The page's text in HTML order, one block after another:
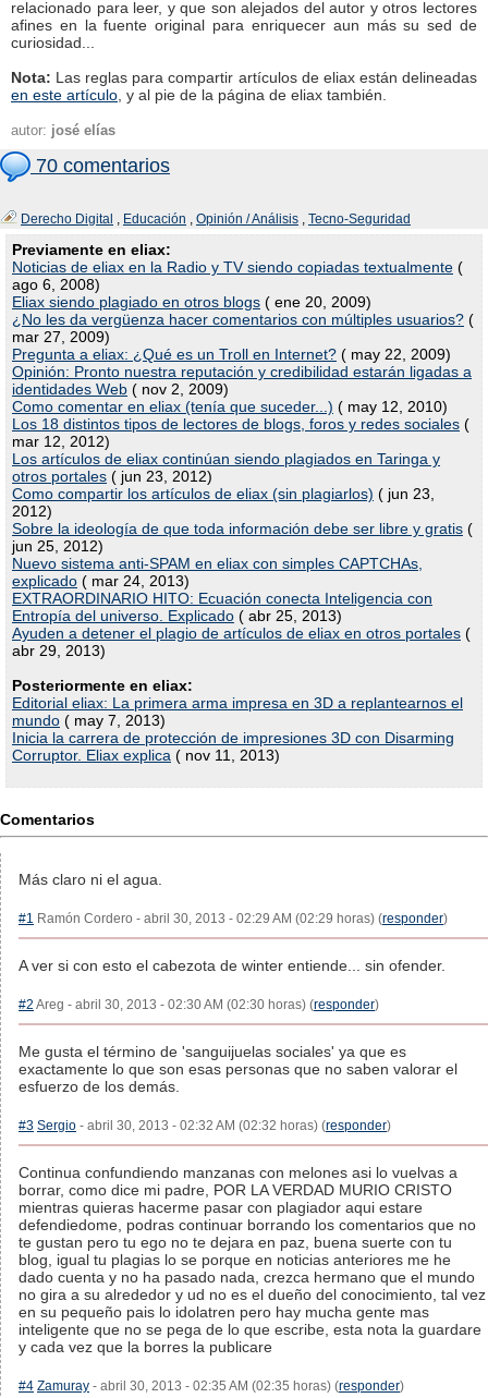
relacionado para leer, y que son alejados del autor y otros lectores
afines en la fuente original para enriquecer aun más su sed de
curiosidad...
Nota: Las reglas para compartir artículos de eliax están delineadas
en este artículo , y al pie de la página de eliax también.
autor: josé elías
70 comentarios
Derecho Digital , Educación , Opinión / Análisis , Tecno-Seguridad
Previamente en eliax:
Noticias de eliax en la Radio y TV siendo copiadas textualmente (
ago 6, 2008)
Eliax siendo plagiado en otros blogs ( ene 20, 2009)
¿No les da vergüenza hacer comentarios con múltiples usuarios? (
mar 27, 2009)
Pregunta a eliax: ¿Qué es un Troll en Internet? ( may 22, 2009)
Opinión: Pronto nuestra reputación y credibilidad estarán ligadas a
identidades Web ( nov 2, 2009)
Como comentar en eliax (tenía que suceder...) ( may 12, 2010)
Los 18 distintos tipos de lectores de blogs, foros y redes sociales (
mar 12, 2012)
Los artículos de eliax continúan siendo plagiados en Taringa y
otros portales ( jun 23, 2012)
Como compartir los artículos de eliax (sin plagiarlos) ( jun 23,
2012)
Sobre la ideología de que toda información debe ser libre y gratis (
jun 25, 2012)
Nuevo sistema anti-SPAM en eliax con simples CAPTCHAs,
explicado ( mar 24, 2013)
EXTRAORDINARIO HITO: Ecuación conecta Inteligencia con
Entropía del universo. Explicado ( abr 25, 2013)
Ayuden a detener el plagio de artículos de eliax en otros portales (
abr 29, 2013)
Posteriormente en eliax:
Editorial eliax: La primera arma impresa en 3D a replantearnos el
mundo ( may 7, 2013)
Inicia la carrera de protección de impresiones 3D con Disarming
Corruptor. Eliax explica ( nov 11, 2013)
Comentarios
Más claro ni el agua.
#1 Ramón Cordero - abril 30, 2013 - 02:29 AM (02:29 horas) (responder)
A ver si con esto el cabezota de winter entiende... sin ofender.
#2 Areg - abril 30, 2013 - 02:30 AM (02:30 horas) (responder)
Me gusta el término de 'sanguijuelas sociales' ya que es
exactamente lo que son esas personas que no saben valorar el
esfuerzo de los demás.
#3 Sergio - abril 30, 2013 - 02:32 AM (02:32 horas) (responder)
Continua confundiendo manzanas con melones asi lo vuelvas a
borrar, como dice mi padre, POR LA VERDAD MURIO CRISTO
mientras quieras hacerme pasar con plagiador aqui estare
defendiedome, podras continuar borrando los comentarios que no
te gustan pero tu ego no te dejara en paz, buena suerte con tu
blog, igual tu plagias lo se porque en noticias anteriores me he
dado cuenta y no ha pasado nada, crezca hermano que el mundo
no gira a su alrededor y ud no es el dueño del conocimiento, tal vez
en su pequeño pais lo idolatren pero hay mucha gente mas
inteligente que no se pega de lo que escribe, esta nota la guardare
y cada vez que la borres la publicare
#4 Zamuray - abril 30, 2013 - 02:35 AM (02:35 horas) (responder)